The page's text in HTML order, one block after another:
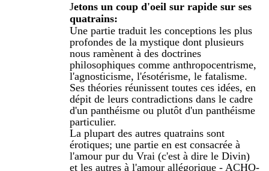
Jetons un coup d'oeil sur rapide sur ses
quatrains:
Une partie traduit les conceptions les plus
profondes de la mystique dont plusieurs
nous ramènent à des doctrines
philosophiques comme anthropocentrisme,
l'agnosticisme, l'ésotérisme, le fatalisme.
Ses théories réunissent toutes ces idées, en
dépit de leurs contradictions dans le cadre
d'un panthéisme ou plutôt d'un panthéisme
particulier.
La plupart des autres quatrains sont
érotiques; une partie en est consacrée à
l'amour pur du Vrai (c'est à dire le Divin)
et les autres à l'amour allégorique - ACHO-